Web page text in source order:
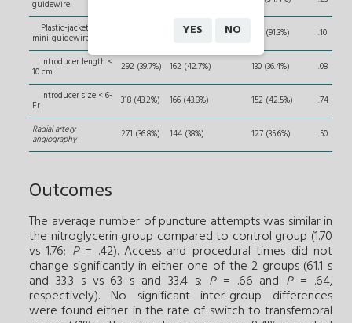
guidewire
Plastic-jacketed
mini-guidewire 358 (94.4%) 326 (91.3%) .10
Introducer length <
10 cm 292 (39.7%) 162 (42.7%) 130 (36.4%) .08
Introducer size < 6-
Fr 318 (43.2%) 166 (43.8%) 152 (42.5%) .74
Radial artery
angiography 271 (36.8%) 144 (38%) 127 (35.6%) .50
Outcomes
The average number of puncture attempts was similar in
the nitroglycerin group compared to control group (1.70
vs 1.76; P= .42). Access and procedural times did not
change significantly in either one of the 2 groups (61.1 s
and 33.3 s vs 63 s and 33.4 s; P= .66 and P= .64,
respectively). No significant inter-group differences
were found either in the rate of switch to transfemoral
YES NO